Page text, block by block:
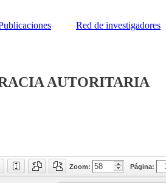
Red de investigadores
AUTORITARIA
Zoom: Página: